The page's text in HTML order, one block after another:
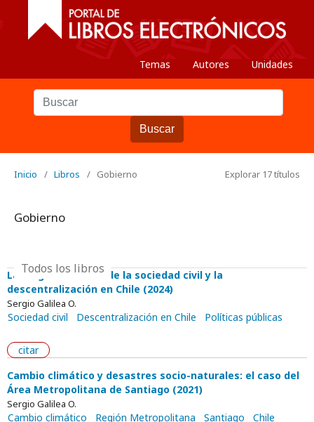
Temas Autores Unidades
Buscar
Inicio / Libros / Gobierno Explorar 17 títulos
Gobierno
Todos los libros
Las organizaciones de la sociedad civil y la
descentralización en Chile (2024)
Sergio Galilea O.
Sociedad civil Descentralización en Chile Políticas públicas
citar
Cambio climático y desastres socio-naturales: el caso del
Área Metropolitana de Santiago (2021)
Sergio Galilea O.
Cambio climático Región Metropolitana Santiago Chile